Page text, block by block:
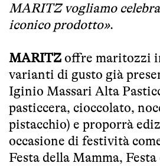
MARITZ vogliamo
iconico prodotto».
MARITZ offre maritozzi
varianti di gusto già
Iginio Massari Alta
pasticcera, cioccolato,
pistacchio) e proporrà
occasione di festività
Festa della Mamma, Festa